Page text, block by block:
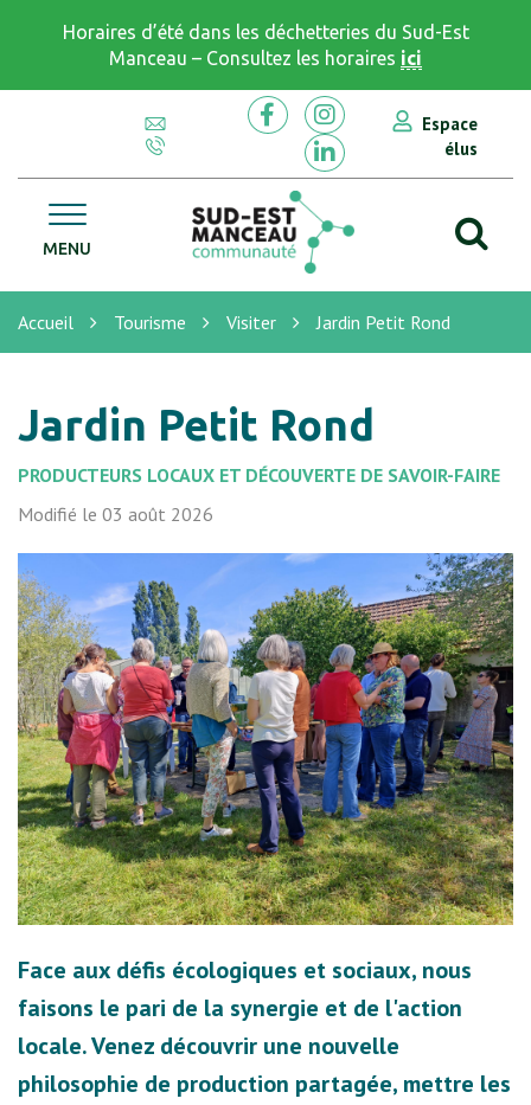
Horaires d’été dans les déchetteries du Sud-Est
Manceau – Consultez les horaires ici
Lien vers le compte Facebook
Lien vers le compte
Lien vers le compte
Espace
élus
MENU CC Sud Est Manceau
Accueil Tourisme Visiter Jardin Petit Rond
Jardin Petit Rond
PRODUCTEURS LOCAUX ET DÉCOUVERTE DE SAVOIR-FAIRE
Modifié le 03 août 2026
Face aux défis écologiques et sociaux, nous
faisons le pari de la synergie et de l'action
locale. Venez découvrir une nouvelle
philosophie de production partagée, mettre les